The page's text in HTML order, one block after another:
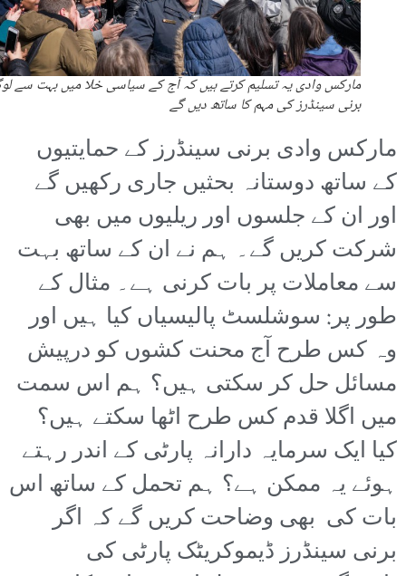
مارکس وادی یہ تسلیم کرتے ہیں کہ آج کے سیاسی خلا میں بہت سے
برنی سینڈرز کی مہم کا ساتھ دیں گے
مارکس وادی برنی سینڈرز کے حمایتیوں
کے ساتھ دوستانہ بحثیں جاری رکھیں گے
اور ان کے جلسوں اور ریلیوں میں بھی
شرکت کریں گے۔ ہم نے ان کے ساتھ بہت
سے معاملات پر بات کرنی ہے۔ مثال کے
طور پر: سوشلسٹ پالیسیاں کیا ہیں اور
وہ کس طرح آج محنت کشوں کو درپیش
مسائل حل کر سکتی ہیں؟ ہم اس سمت
میں اگلا قدم کس طرح اٹھا سکتے ہیں؟
کیا ایک سرمایہ دارانہ پارٹی کے اندر رہتے
ہوئے یہ ممکن ہے؟ ہم تحمل کے ساتھ اس
بات کی بھی وضاحت کریں گے کہ اگر
برنی سینڈرز ڈیموکریٹک پارٹی کی